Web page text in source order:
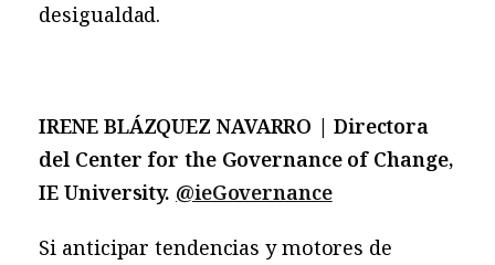
desigualdad.
IRENE BLÁZQUEZ NAVARRO | Directora
del Center for the Governance of Change,
IE University. @ieGovernance
Si anticipar tendencias y motores de